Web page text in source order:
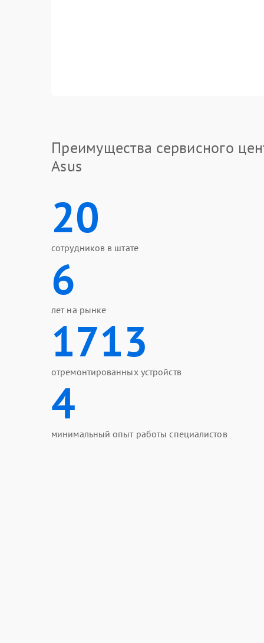
Преимущества сервисного
Asus
20
сотрудников в штате
6
лет на рынке
1713
отремонтированных устройств
4
минимальный опыт работы специалистов